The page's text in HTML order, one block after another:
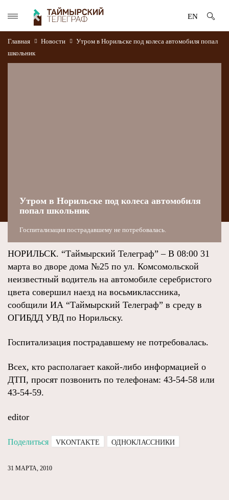
EN
Главная Новости
Утром в Норильске под колеса автомобиля попал
школьник
Утром в Норильске под колеса автомобиля
попал школьник
Госпитализация пострадавшему не потребовалась.
НОРИЛЬСК. “Таймырский Телеграф” – В 08:00 31
марта во дворе дома №25 по ул. Комсомольской
неизвестный водитель на автомобиле серебристого
цвета совершил наезд на восьмиклассника,
сообщили ИА “Таймырский Телеграф” в среду в
ОГИБДД УВД по Норильску.
Госпитализация пострадавшему не потребовалась.
Всех, кто располагает какой-либо информацией о
ДТП, просят позвонить по телефонам: 43-54-58 или
43-54-59.
editor
Поделиться VKONTAKTE ОДНОКЛАССНИКИ
31 МАРТА, 2010